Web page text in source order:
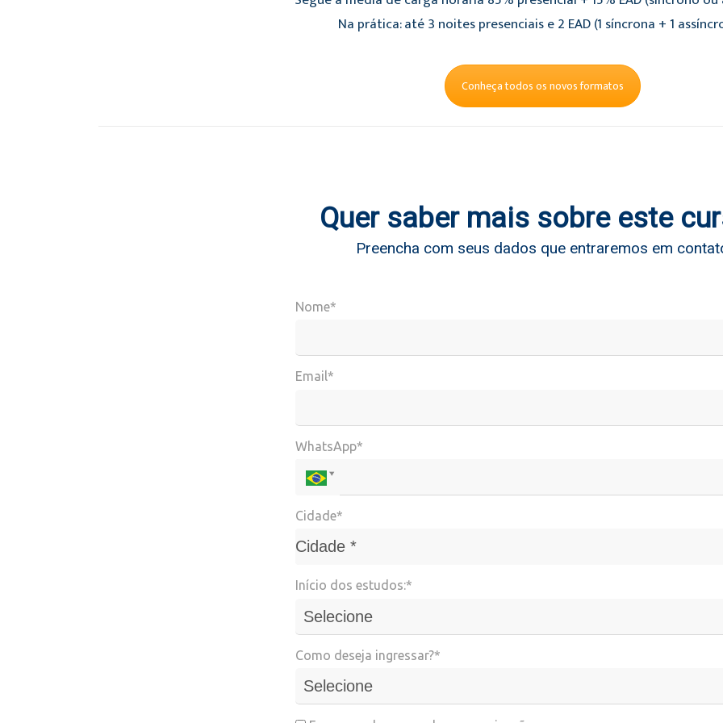
Na prática: até 3 noites presenciais e 2 EAD (1 síncrona + 1
Conheça todos os novos formatos
Quer saber mais sobre este
Preencha com seus dados que entraremos em
Nome*
Email*
WhatsApp*
Cidade*
Cidade *
Cidade*
Início dos estudos:*
Como deseja ingressar?*